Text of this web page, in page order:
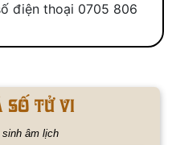
điện thoại 0705 806
số tử vi
sinh âm lịch